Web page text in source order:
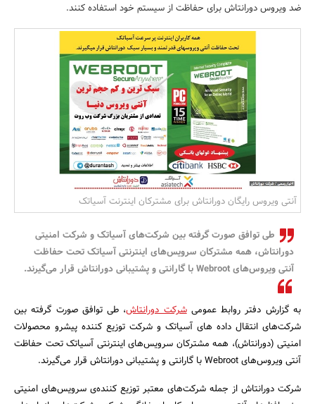
مسکن و ساختمان
ضد ویروس دورانتاش برای حفاظت از سیستم خود استفاده کنند.
آنتی ویروس رایگان دورانتاش برای مشترکان اینترنت آسیاتک
طی توافق صورت گرفته بین شرکت‌های آسیاتک و شرکت امنیتی
دورانتاش، همه مشترکان سرویس‌های اینترنتی آسیاتک تحت حفاظت
آنتی ویروس‌های Webroot با گارانتی و پشتیبانی دورانتاش قرار می‌گیرند.
به گزارش دفتر روابط عمومیشرکت دورانتاش، طی توافق صورت گرفته بین
شرکت‌های انتقال داده های آسیاتک و شرکت توزیع کننده پیشرو محصولات
امنیتی (دورانتاش)، همه مشترکان سرویس‌های اینترنتی آسیاتک تحت حفاظت
آنتی ویروس‌های Webroot با گارانتی و پشتیبانی دورانتاش قرار می‌گیرند.
شرکت دورانتاش از جمله شرکت‌های معتبر توزیع کننده‌ی سرویس‌های امنیتی